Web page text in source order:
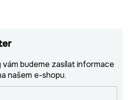
budeme zasílat informace
našem e-shopu.